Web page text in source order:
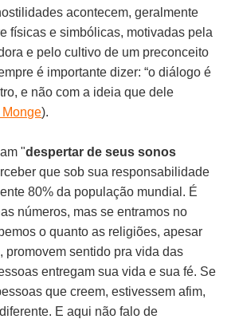
acontecem, geralmente
físicas e simbólicas, motivadas pela
e pelo cultivo de um preconceito
é importante dizer: “o diálogo é
e não com a ideia que dele
).
"despertar de seus sonos
que sob sua responsabilidade
80% da população mundial. É
números, mas se entramos no
o quanto as religiões, apesar
promovem sentido pra vida das
entregam sua vida e sua fé. Se
que creem, estivessem afim,
E aqui não falo de